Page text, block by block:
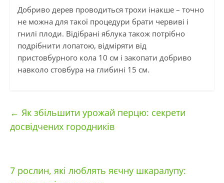
Добриво дерев проводиться трохи інакше – точно
не можна для такої процедури брати червиві і
гнилі плоди. Відібрані яблука також потрібно
подрібнити лопатою, відміряти від
пристовбурного кола 10 см і закопати добриво
навколо стовбура на глибині 15 см.
← Як збільшити урожай перцю: секрети
досвідчених городників
7 рослин, які люблять яєчну шкаралупу: